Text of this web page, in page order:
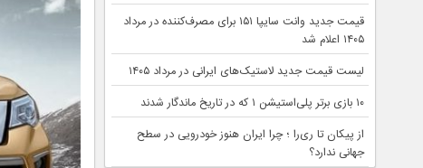
قیمت جدید وانت سایپا ۱۵۱ برای مصرف‌کننده در مرداد
۱۴۰۵ اعلام شد
لیست قیمت جدید لاستیک‌های ایرانی در مرداد ۱۴۰۵
۱۰ بازی برتر پلی‌استیشن ۱ که در تاریخ ماندگار شدند
از پیکان تا ری‌را ؛ چرا ایران هنوز خودرویی در سطح
جهانی ندارد؟